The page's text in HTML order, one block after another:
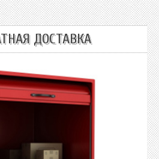
ДОСТАВКА